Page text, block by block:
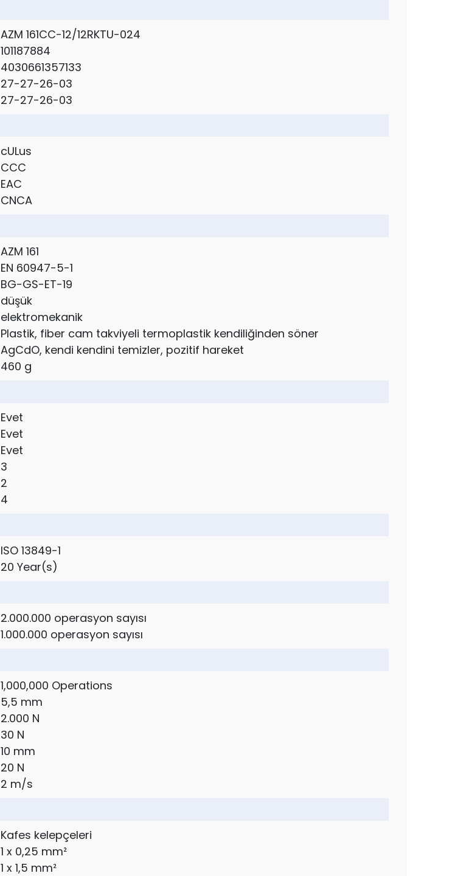
AZM 161CC-12/12RKTU-024
101187884
4030661357133
27-27-26-03
27-27-26-03
cULus
CCC
EAC
CNCA
AZM 161
EN 60947-5-1
BG-GS-ET-19
düşük
elektromekanik
Plastik, fiber cam takviyeli termoplastik kendiliğinden söner
AgCdO, kendi kendini temizler, pozitif hareket
460 g
Evet
Evet
Evet
3
2
4
ISO 13849-1
20 Year(s)
2.000.000 operasyon sayısı
1.000.000 operasyon sayısı
1,000,000 Operations
5,5 mm
2.000 N
30 N
10 mm
20 N
2 m/s
Kafes kelepçeleri
1 x 0,25 mm²
1 x 1,5 mm²